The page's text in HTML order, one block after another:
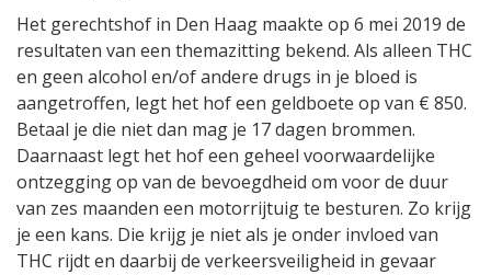
Het gerechtshof in Den Haag maakte op 6 mei 2019 de
resultaten van een themazitting bekend. Als alleen THC
en geen alcohol en/of andere drugs in je bloed is
aangetroffen, legt het hof een geldboete op van € 850.
Betaal je die niet dan mag je 17 dagen brommen.
Daarnaast legt het hof een geheel voorwaardelijke
ontzegging op van de bevoegdheid om voor de duur
van zes maanden een motorrijtuig te besturen. Zo krijg
je een kans. Die krijg je niet als je onder invloed van
THC rijdt en daarbij de verkeersveiligheid in gevaar